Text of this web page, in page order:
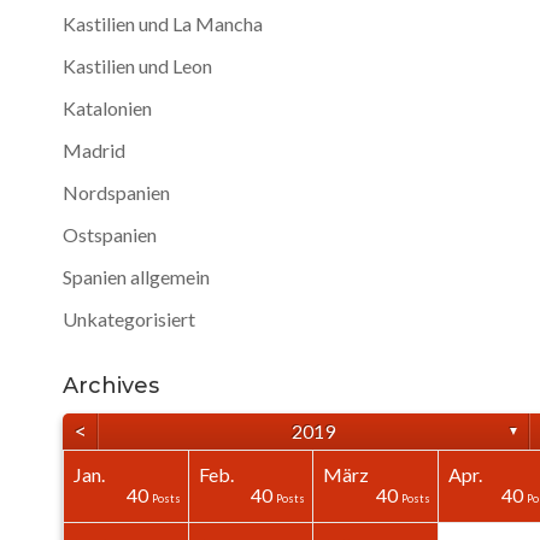
Kastilien und La Mancha
Kastilien und Leon
Katalonien
Madrid
Nordspanien
Ostspanien
Spanien allgemein
Unkategorisiert
Archives
<
2019 ▼
Jan.
40 Posts
Feb.
40 Posts
März
40 Posts
Apr.
40